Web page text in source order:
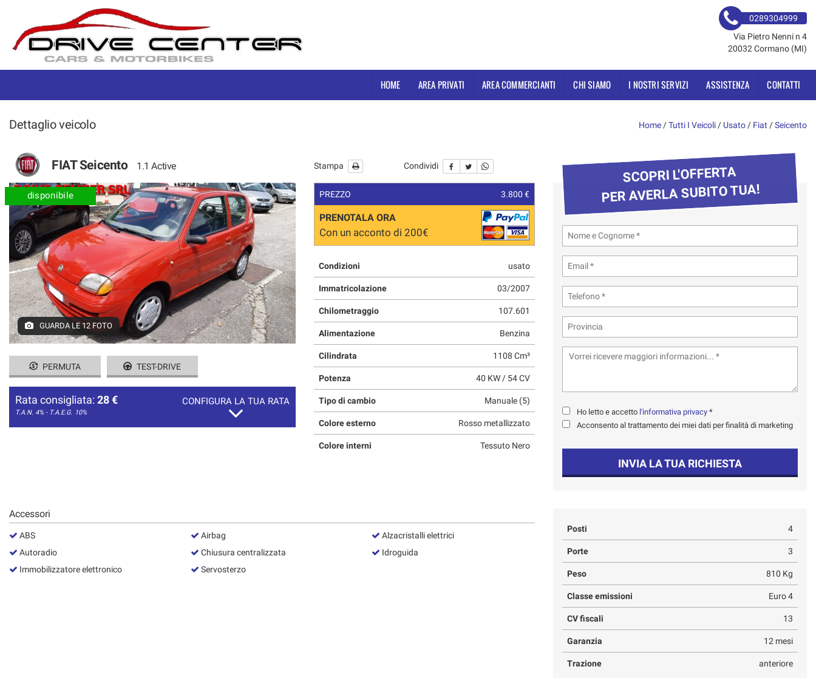
AREA PRIVATI
CHI SIAMO
I NOSTRI SERVIZI
ASSISTENZA
CONTATTI
0289304999
Via Pietro Nenni n 4
20032 Cormano (MI)
HOME AREA PRIVATI AREA COMMERCIANTI CHI SIAMO I NOSTRI SERVIZI ASSISTENZA CONTATTI
Dettaglio veicolo Home /Tutti I Veicoli / Usato / Fiat /Seicento
FIAT Seicento 1.1 Active Stampa Condividi
disponibile
GUARDA LE 12 FOTO
PERMUTA TEST-DRIVE
Rata consigliata: 28 €
T.A.N. 4% - T.A.E.G. 10%
CONFIGURA LA TUA RATA
PREZZO 3.800 €
PRENOTALA ORA
Con un acconto di 200€
Condizioni usato
Immatricolazione 03/2007
Chilometraggio 107.601
Alimentazione Benzina
Cilindrata 1108 Cm³
Potenza 40 KW / 54 CV
Tipo di cambio Manuale (5)
Colore esterno Rosso metallizzato
Colore interni Tessuto Nero
SCOPRI L'OFFERTA
PER AVERLA SUBITO TUA!
Ho letto e accetto l'informativa privacy *
Acconsento al trattamento dei miei dati per finalità di marketing
INVIA LA TUA RICHIESTA
Accessori
ABS
Autoradio
Immobilizzatore elettronico
Airbag
Chiusura centralizzata
Servosterzo
Alzacristalli elettrici
Idroguida
Posti 4
Porte 3
Peso 810 Kg
Classe emissioni Euro 4
CV fiscali 13
Garanzia 12 mesi
Trazione anteriore